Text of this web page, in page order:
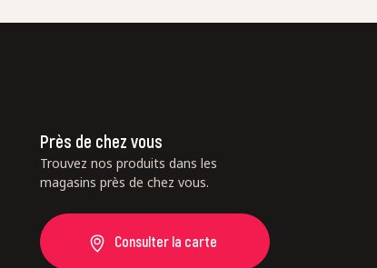
Près de chez vous
Trouvez nos produits dans les
magasins près de chez vous.
Consulter la carte